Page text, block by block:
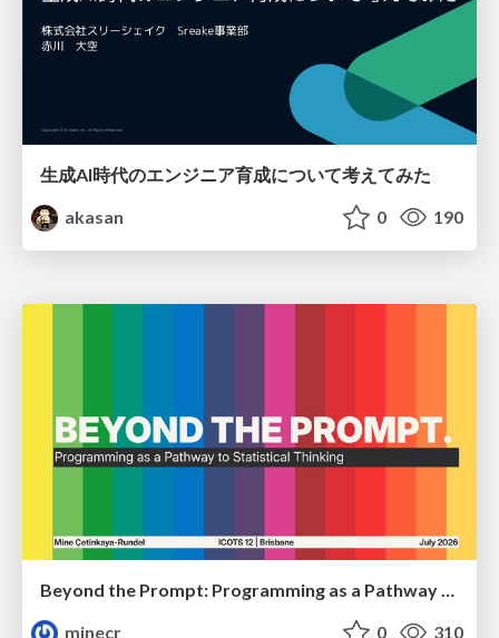
生成AI時代のエンジニア育成について考えてみた
akasan
0 190
minecr
0 310